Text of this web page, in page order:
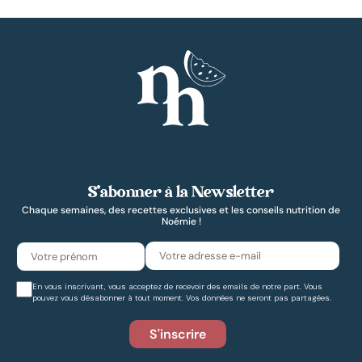
S’abonner à la Newsletter
Chaque semaines, des recettes exclusives et les conseils nutrition de
Noémie !
En vous inscrivant, vous acceptez de recevoir des emails de notre part. Vous
pouvez vous désabonner à tout moment. Vos données ne seront pas partagées.